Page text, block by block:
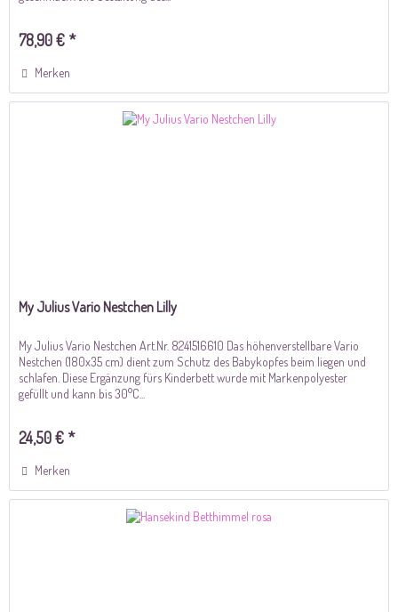
78,90 € *
Merken
My Julius Vario Nestchen Lilly
My Julius Vario Nestchen Art.Nr. 8241516610 Das höhenverstellbare Vario
Nestchen (180x35 cm) dient zum Schutz des Babykopfes beim liegen und
schlafen. Diese Ergänzung fürs Kinderbett wurde mit Markenpolyester
gefüllt und kann bis 30°C...
24,50 € *
Merken